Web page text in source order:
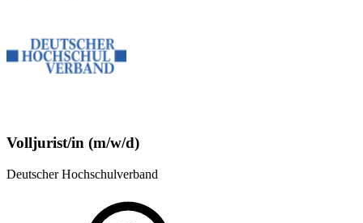
Volljurist/in (m/w/d)
Deutscher Hochschulverband